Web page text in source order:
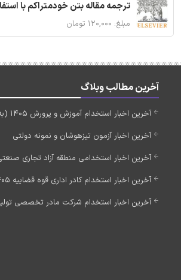
ترجمه مقاله بتن خودمتراکم با
مبلغ: ۱۲۰,۰۰۰ تومان
آخرین مطالب وبلاگ
آخرین اخبار استخدام آموزش و پرورش 1405 (به زودی)
آخرین اخبار آزمون تیزهوشان و نمونه دولتی
آخرین اخبار استخدامی منطقه آزاد تجاری صنعتی
آخرین اخبار استخدام کادر اداری قوه قضاییه 1405 (به زودی)
آخرین اخبار استخدام شرکت مادر تخصصی تولید نیروی برق